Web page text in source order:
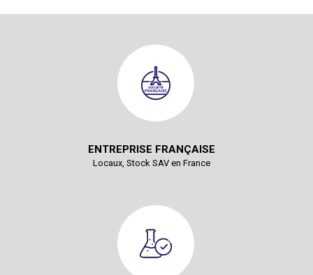
ENTREPRISE FRANÇAISE
Locaux, Stock SAV en France